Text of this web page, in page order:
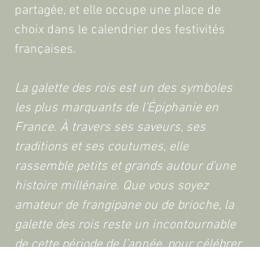
partagée, et elle occupe une place de
choix dans le calendrier des festivités
françaises.
La galette des rois est un des symboles
les plus marquants de l’Épiphanie en
France. À travers ses saveurs, ses
traditions et ses coutumes, elle
rassemble petits et grands autour d’une
histoire millénaire. Que vous soyez
amateur de frangipane ou de brioche, la
galette des rois reste un incontournable
de cette période de l’année, pour célébrer